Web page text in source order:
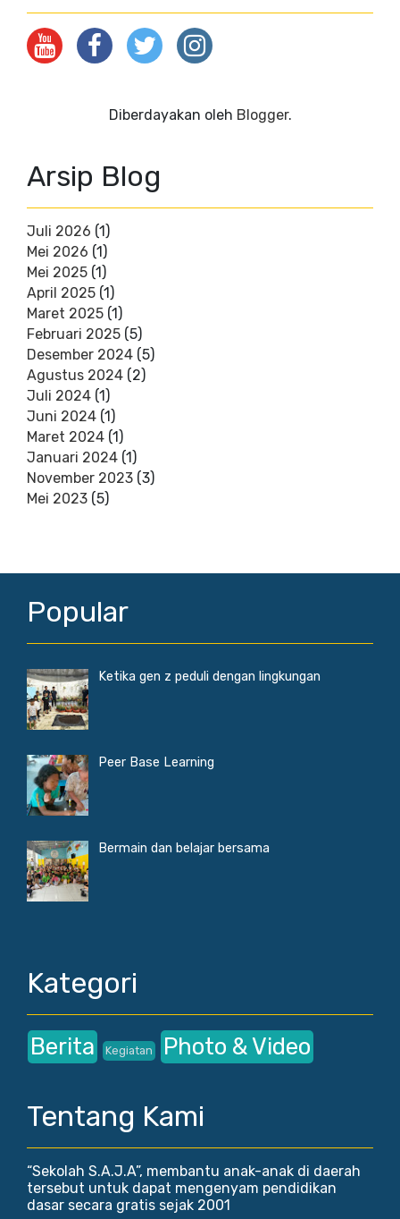
Diberdayakan oleh Blogger.
Arsip Blog
Juli 2026 (1)
Mei 2026 (1)
Mei 2025 (1)
April 2025 (1)
Maret 2025 (1)
Februari 2025 (5)
Desember 2024 (5)
Agustus 2024 (2)
Juli 2024 (1)
Juni 2024 (1)
Maret 2024 (1)
Januari 2024 (1)
November 2023 (3)
Mei 2023 (5)
Popular
Ketika gen z peduli dengan lingkungan
Peer Base Learning
Bermain dan belajar bersama
Kategori
Berita Kegiatan Photo & Video
Tentang Kami
“Sekolah S.A.J.A”, membantu anak-anak di daerah
tersebut untuk dapat mengenyam pendidikan
dasar secara gratis sejak 2001